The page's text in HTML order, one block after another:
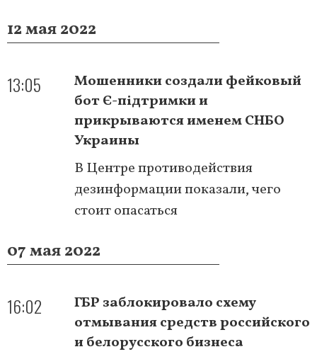
12 мая 2022
13:05
Мошенники создали фейковый
бот Є-підтримки и
прикрываются именем СНБО
Украины
В Центре противодействия
дезинформации показали, чего
стоит опасаться
07 мая 2022
16:02
ГБР заблокировало схему
отмывания средств российского
и белорусского бизнеса